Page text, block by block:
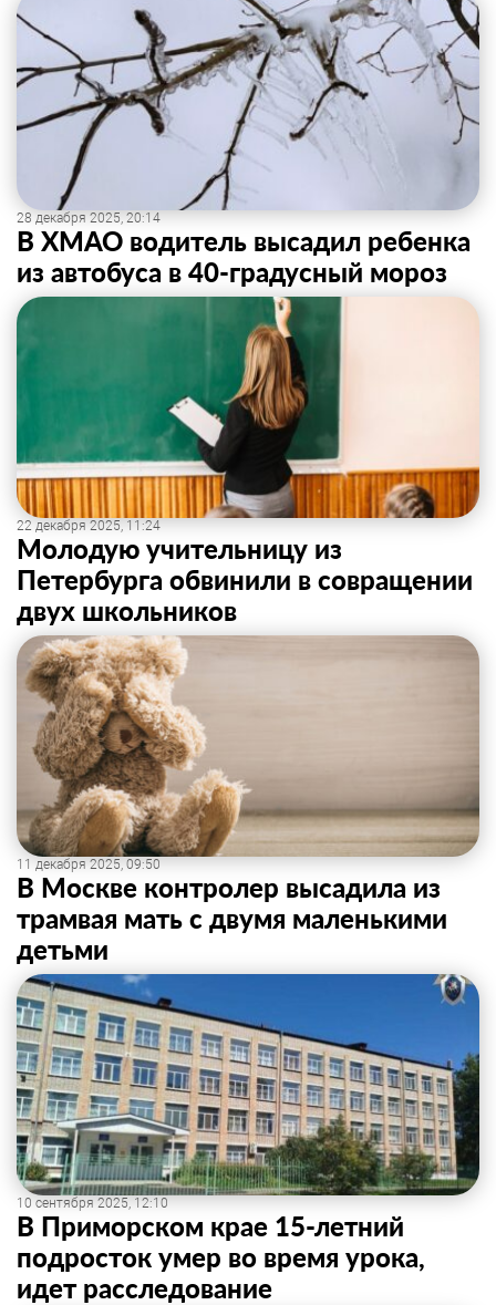
28 декабря 2025, 20:14
В ХМАО водитель высадил ребенка
из автобуса в 40-градусный мороз
22 декабря 2025, 11:24
Молодую учительницу из
Петербурга обвинили в совращении
двух школьников
11 декабря 2025, 09:50
В Москве контролер высадила из
трамвая мать с двумя маленькими
детьми
10 сентября 2025, 12:10
В Приморском крае 15-летний
подросток умер во время урока,
идет расследование